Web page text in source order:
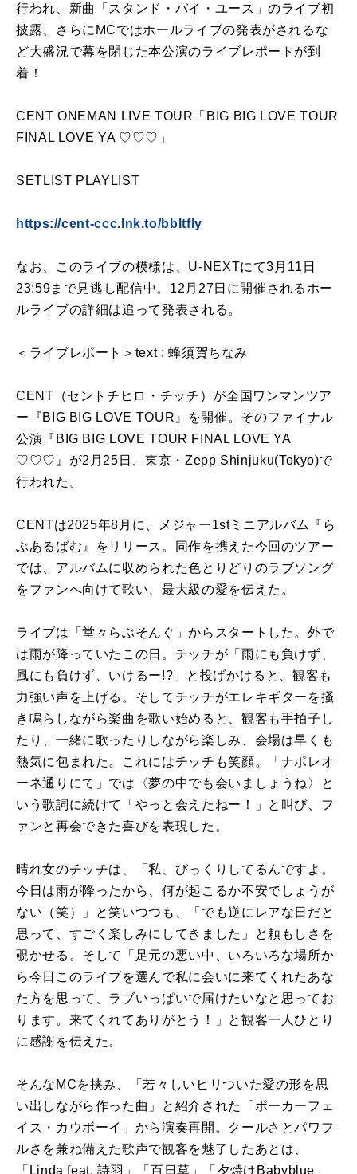
行われ、新曲「スタンド・バイ・ユース」のライブ初
披露、さらにMCではホールライブの発表がされるな
ど大盛況で幕を閉じた本公演のライブレポートが到
着！
CENT ONEMAN LIVE TOUR「BIG BIG LOVE TOUR
FINAL LOVE YA ♡♡♡」
SETLIST PLAYLIST
https://cent-ccc.lnk.to/bbltfly
なお、このライブの模様は、U-NEXTにて3月11日
23:59まで見逃し配信中。12月27日に開催されるホー
ルライブの詳細は追って発表される。
＜ライブレポート＞text : 蜂須賀ちなみ
CENT（セントチヒロ・チッチ）が全国ワンマンツア
ー『BIG BIG LOVE TOUR』を開催。そのファイナル
公演『BIG BIG LOVE TOUR FINAL LOVE YA
♡♡♡』が2月25日、東京・Zepp Shinjuku(Tokyo)で
行われた。
CENTは2025年8月に、メジャー1stミニアルバム『ら
ぶあるばむ』をリリース。同作を携えた今回のツアー
では、アルバムに収められた色とりどりのラブソング
をファンへ向けて歌い、最大級の愛を伝えた。
ライブは「堂々らぶそんぐ」からスタートした。外で
は雨が降っていたこの日。チッチが「雨にも負けず、
風にも負けず、いけるー!?」と投げかけると、観客も
力強い声を上げる。そしてチッチがエレキギターを掻
き鳴らしながら楽曲を歌い始めると、観客も手拍子し
たり、一緒に歌ったりしながら楽しみ、会場は早くも
熱気に包まれた。これにはチッチも笑顔。「ナポレオ
ーネ通りにて」では〈夢の中でも会いましょうね〉と
いう歌詞に続けて「やっと会えたねー！」と叫び、フ
ァンと再会できた喜びを表現した。
晴れ女のチッチは、「私、びっくりしてるんですよ。
今日は雨が降ったから、何が起こるか不安でしょうが
ない（笑）」と笑いつつも、「でも逆にレアな日だと
思って、すごく楽しみにしてきました」と頼もしさを
覗かせる。そして「足元の悪い中、いろいろな場所か
ら今日このライブを選んで私に会いに来てくれたあな
た方を思って、ラブいっぱいで届けたいなと思ってお
ります。来てくれてありがとう！」と観客一人ひとり
に感謝を伝えた。
そんなMCを挟み、「若々しいヒリついた愛の形を思
い出しながら作った曲」と紹介された「ポーカーフェ
イス・カウボーイ」から演奏再開。クールさとパワフ
ルさを兼ね備えた歌声で観客を魅了したあとは、
「Linda feat. 詩羽」「百日草」「夕焼けBabyblue」